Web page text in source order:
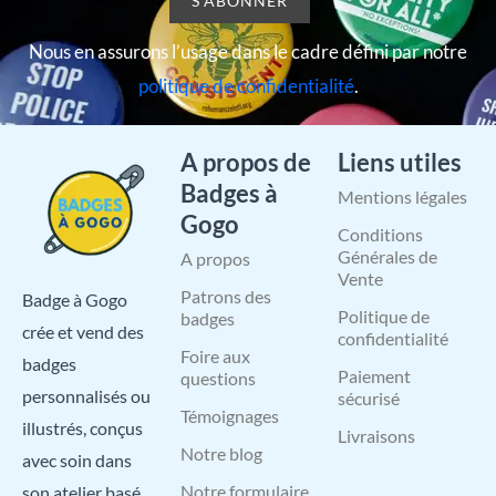
Nous en assurons l’usage dans le cadre défini par notre
politique de confidentialité.
Badge à Gogo
crée et vend des
badges
personnalisés ou
illustrés, conçus
avec soin dans
A propos de
Badges à
Gogo
A propos
Patrons des
badges
Foire aux
questions
Témoignages
Notre blog
Notre formulaire
Liens utiles
Mentions légales
Conditions
Générales de
Vente
Politique de
confidentialité
Paiement
sécurisé
Livraisons